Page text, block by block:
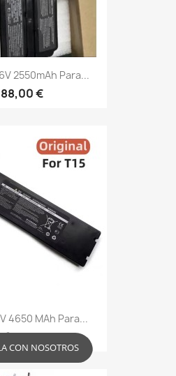
2550mAh Para...
€
4650 MAh Para...
€
CON NOSOTROS